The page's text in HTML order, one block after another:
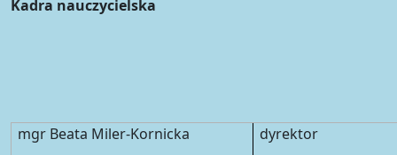
Kadra nauczycielska
mgr Beata Miler-Kornicka
dyrektor